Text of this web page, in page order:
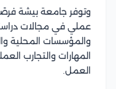
وتوفر جامعة بيشة
عملي في مجالات
والمؤسسات المحلية
المهارات والتجارب
العمل.